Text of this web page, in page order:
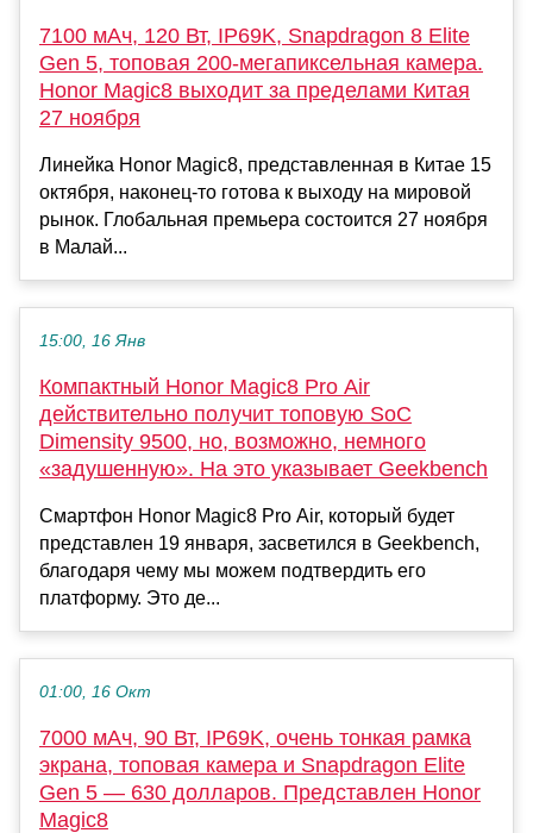
7100 мАч, 120 Вт, IP69K, Snapdragon 8 Elite
Gen 5, топовая 200-мегапиксельная камера.
Honor Magic8 выходит за пределами Китая
27 ноября
Линейка Honor Magic8, представленная в Китае 15
октября, наконец-то готова к выходу на мировой
рынок. Глобальная премьера состоится 27 ноября
в Малай...
15:00, 16 Янв
Компактный Honor Magic8 Pro Air
действительно получит топовую SoC
Dimensity 9500, но, возможно, немного
«задушенную». На это указывает Geekbench
Смартфон Honor Magic8 Pro Air, который будет
представлен 19 января, засветился в Geekbench,
благодаря чему мы можем подтвердить его
платформу. Это де...
01:00, 16 Окт
7000 мАч, 90 Вт, IP69K, очень тонкая рамка
экрана, топовая камера и Snapdragon Elite
Gen 5 — 630 долларов. Представлен Honor
Magic8